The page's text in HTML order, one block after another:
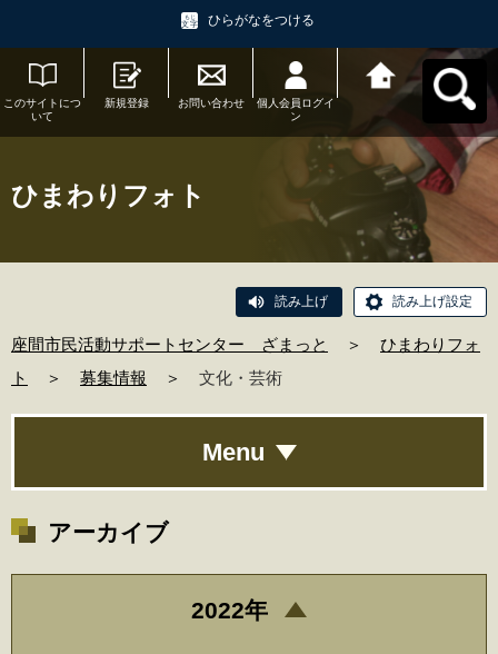
ひらがなをつける
このサイトにつ
いて
新規登録 お問い合わせ
個人会員ログイ
ン
ポートセンタ
ひまわりフォト
読み上げ 読み上げ設定
座間市民活動サポートセンター ざまっと ＞
ひまわりフォ
ト
＞ 募集情報 ＞ 文化・芸術
Menu
アーカイブ
2022年